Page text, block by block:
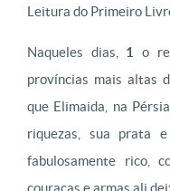
Leitura do Primeiro
Naqueles dias, 1
o
províncias mais altas
que Elimaida, na
riquezas, sua prata
fabulosamente rico,
couraças e armas ali